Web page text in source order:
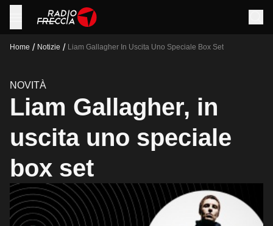
Home / Notizie / Liam Gallagher In Uscita Uno Speciale Box Set
NOVITÀ
Liam Gallagher, in
uscita uno speciale
box set